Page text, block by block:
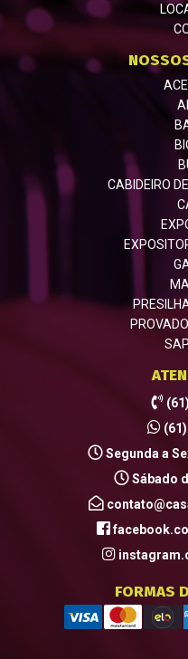
CABIDEIRO
Segunda a
Sábado
FORMAS